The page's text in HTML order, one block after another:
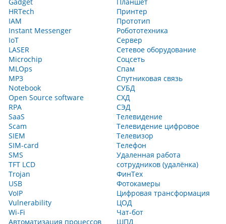
HRTech
IAM
Instant Messenger
IoT
LASER
Microchip
MLOps
MP3
Notebook
Open Source software
RPA
SaaS
Scam
SIEM
SIM-card
SMS
TFT LCD
Trojan
USB
VoIP
Vulnerability
Wi-Fi
Автоматизация процессов
Принтер
Прототип
Робототехника
Сервер
Сетевое оборудование
Соцсеть
Спам
Спутниковая связь
СУБД
СХД
СЭД
Телевидение
Телевидение цифровое
Телевизор
Телефон
Удаленная работа
сотрудников (удалёнка)
ФинТех
Фотокамеры
Цифровая трансформация
ЦОД
Чат-бот
ШПД